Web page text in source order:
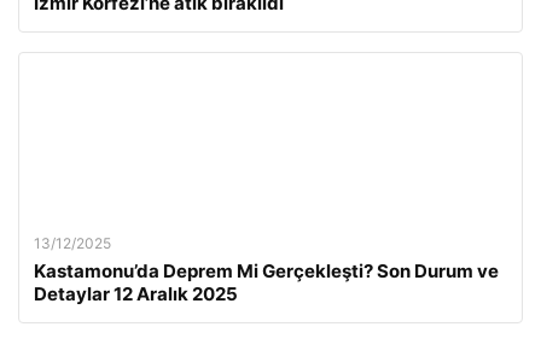
13/12/2025
Kastamonu’da Deprem Mi Gerçekleşti? Son Durum ve
Detaylar 12 Aralık 2025